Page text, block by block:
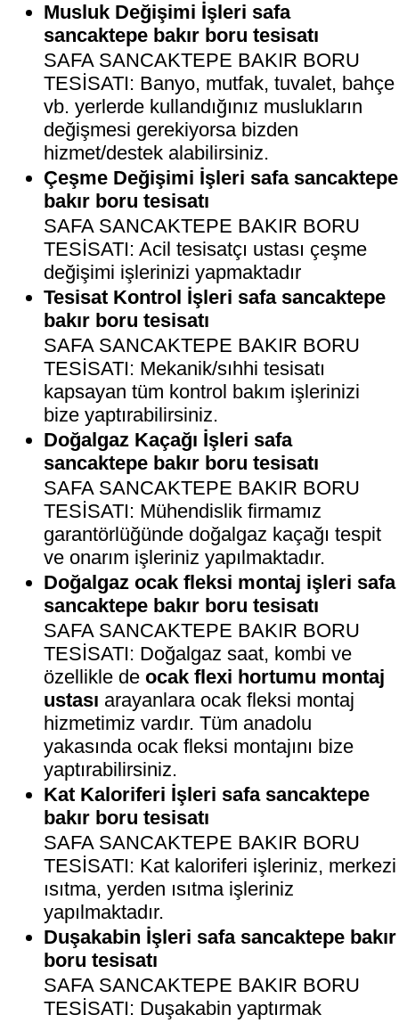
Musluk Değişimi İşleri safa
sancaktepe bakır boru tesisatı
SAFA SANCAKTEPE BAKIR BORU
TESİSATI: Banyo, mutfak, tuvalet, bahçe
vb. yerlerde kullandığınız muslukların
değişmesi gerekiyorsa bizden
hizmet/destek alabilirsiniz.
Çeşme Değişimi İşleri safa sancaktepe
bakır boru tesisatı
SAFA SANCAKTEPE BAKIR BORU
TESİSATI: Acil tesisatçı ustası çeşme
değişimi işlerinizi yapmaktadır
Tesisat Kontrol İşleri safa sancaktepe
bakır boru tesisatı
SAFA SANCAKTEPE BAKIR BORU
TESİSATI: Mekanik/sıhhi tesisatı
kapsayan tüm kontrol bakım işlerinizi
bize yaptırabilirsiniz.
Doğalgaz Kaçağı İşleri safa
sancaktepe bakır boru tesisatı
SAFA SANCAKTEPE BAKIR BORU
TESİSATI: Mühendislik firmamız
garantörlüğünde doğalgaz kaçağı tespit
ve onarım işleriniz yapılmaktadır.
Doğalgaz ocak fleksi montaj işleri safa
sancaktepe bakır boru tesisatı
SAFA SANCAKTEPE BAKIR BORU
TESİSATI: Doğalgaz saat, kombi ve
özellikle deocak flexi hortumu montaj
ustası arayanlara ocak fleksi montaj
hizmetimiz vardır. Tüm anadolu
yakasında ocak fleksi montajını bize
yaptırabilirsiniz.
Kat Kaloriferi İşleri safa sancaktepe
bakır boru tesisatı
SAFA SANCAKTEPE BAKIR BORU
TESİSATI: Kat kaloriferi işleriniz, merkezi
ısıtma, yerden ısıtma işleriniz
yapılmaktadır.
Duşakabin İşleri safa sancaktepe bakır
boru tesisatı
SAFA SANCAKTEPE BAKIR BORU
TESİSATI: Duşakabin yaptırmak